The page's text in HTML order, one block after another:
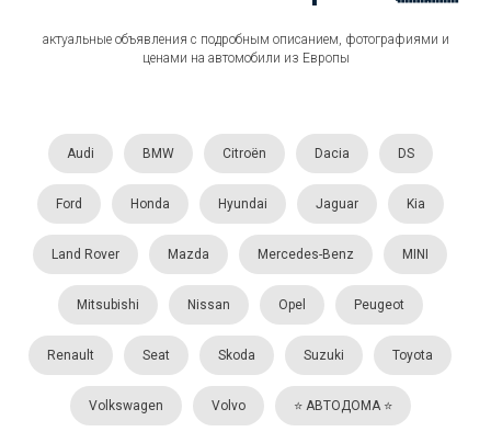
актуальные объявления с подробным описанием, фотографиями и
ценами на автомобили из Европы
Audi BMW Citroën Dacia DS
Ford Honda Hyundai Jaguar Kia
Land Rover Mazda Mercedes-Benz MINI
Mitsubishi Nissan Opel Peugeot
Renault Seat Skoda Suzuki Toyota
Volkswagen Volvo ⭐️ АВТОДОМА ⭐️